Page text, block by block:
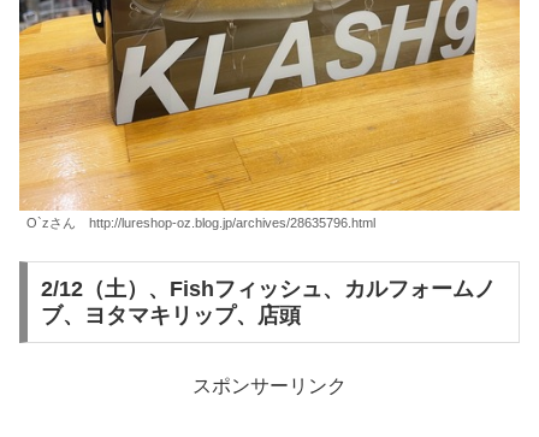
O`zさん http://lureshop-oz.blog.jp/archives/28635796.html
2/12（土）、Fishフィッシュ、カルフォームノ
ブ、ヨタマキリップ、店頭
スポンサーリンク